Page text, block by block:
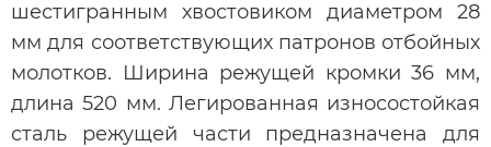
шестигранным хвостовиком диаметром 28
мм для соответствующих патронов отбойных
молотков. Ширина режущей кромки 36 мм,
длина 520 мм. Легированная износостойкая
сталь режущей части предназначена для